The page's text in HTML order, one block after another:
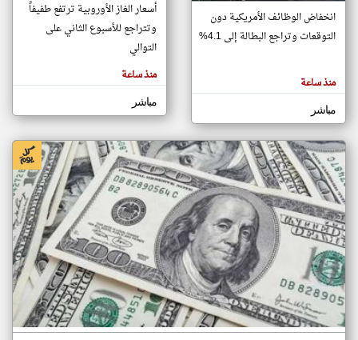
تغيير الدولة
مصادر الأخبار من البحرين
اخبار البحرين على مدار الساعة
أهم اخبار البحرين العاجلة والمباشرة
المقالات
الموجوده
وجهة
نظر
كاتبيها.
انخفاض الوظائف الأمريكية دون
التوقعات وتراجع البطالة إلى 4.1%
منذ ساعة
مباشر
أسعار الغاز الأوروبية ترتفع طفيفاً
وتتراجع للأسبوع الثاني على
التوالي
منذ ساعة
مباشر
klyoum.com